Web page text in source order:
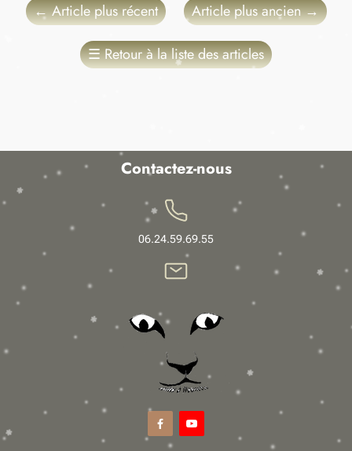
←Article plus récent Article plus ancien→
☰Retour à la liste des articles
Contactez-nous
06.24.59.69.55
 